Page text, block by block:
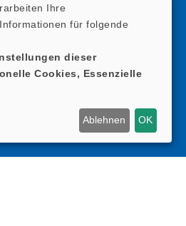
Ihre
für folgende
dieser
Cookies, Essenzielle
Ablehnen OK